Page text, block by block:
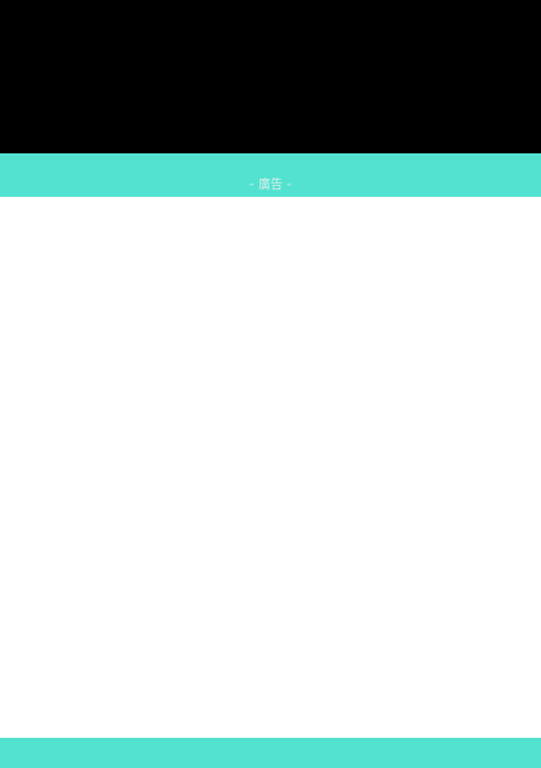
- 廣告 -